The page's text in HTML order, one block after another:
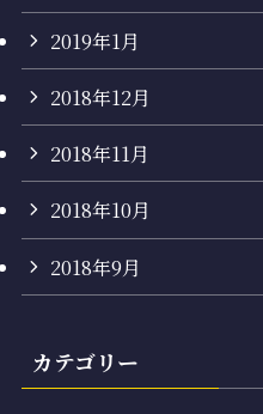
2019年1月
2018年12月
2018年11月
2018年10月
2018年9月
カテゴリー